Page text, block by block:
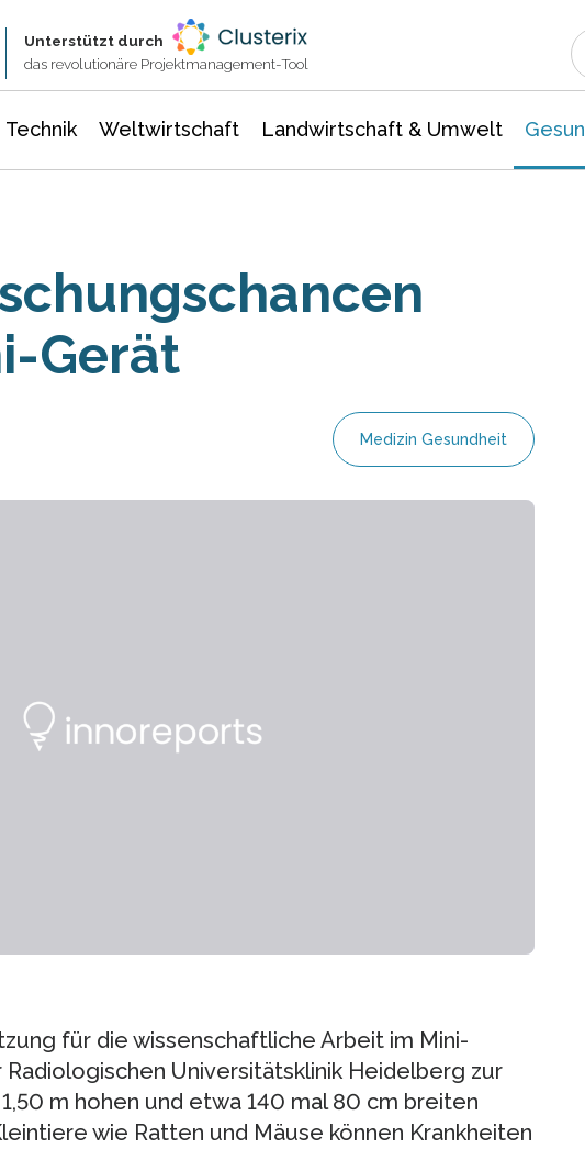
Unterstützt durch
das revolutionäre Projektmanagement-Tool
Technik Weltwirtschaft Landwirtschaft & Umwelt
Gerät
Medizin Gesundheit
für die wissenschaftliche Arbeit im Mini-
Universitätsklinik Heidelberg zur
m hohen und etwa 140 mal 80 cm breiten
wie Ratten und Mäuse können Krankheiten